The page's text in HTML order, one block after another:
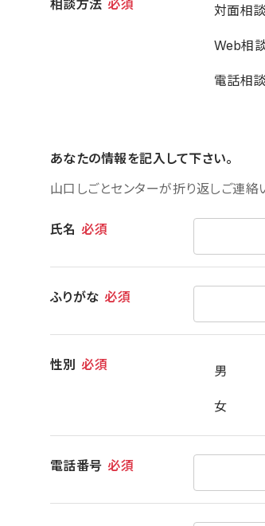
相談方法 必須 対面相談
Web相
電話相談
あなたの情報を記入して下さい。
山口しごとセンターが折り返しご連絡
氏名 必須
ふりがな 必須
性別 必須 男
女
電話番号 必須